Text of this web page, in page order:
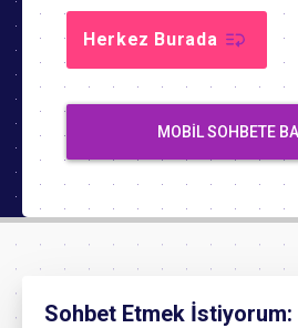
Herkez Burada
MOBIL SOHBETE
Sohbet Etmek İstiyorum: